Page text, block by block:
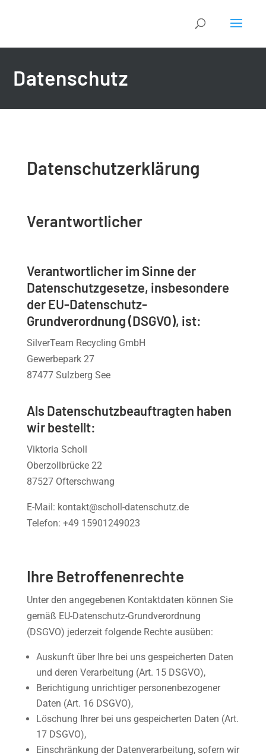
Datenschutz
Datenschutzerklärung
Verantwortlicher
Verantwortlicher im Sinne der
Datenschutzgesetze, insbesondere
der EU-Datenschutz-
Grundverordnung (DSGVO), ist:
SilverTeam Recycling GmbH
Gewerbepark 27
87477 Sulzberg See
Als Datenschutzbeauftragten haben
wir bestellt:
Viktoria Scholl
Oberzollbrücke 22
87527 Ofterschwang
E-Mail: kontakt@scholl-datenschutz.de
Telefon: +49 15901249023
Ihre Betroffenenrechte
Unter den angegebenen Kontaktdaten können Sie
gemäß EU-Datenschutz-Grundverordnung
(DSGVO) jederzeit folgende Rechte ausüben:
Auskunft über Ihre bei uns gespeicherten Daten
und deren Verarbeitung (Art. 15 DSGVO),
Berichtigung unrichtiger personenbezogener
Daten (Art. 16 DSGVO),
Löschung Ihrer bei uns gespeicherten Daten (Art.
17 DSGVO),
Einschränkung der Datenverarbeitung, sofern wir